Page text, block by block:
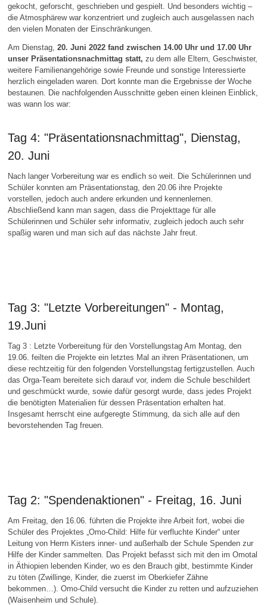
gekocht, geforscht, geschrieben und gespielt. Und besonders wichtig –
die Atmosphärew war konzentriert und zugleich auch ausgelassen nach
den vielen Monaten der Einschränkungen.
Am Dienstag, 20. Juni 2022 fand zwischen 14.00 Uhr und 17.00 Uhr
unser Präsentationsnachmittag statt, zu dem alle Eltern, Geschwister,
weitere Familienangehörige sowie Freunde und sonstige Interessierte
herzlich eingeladen waren. Dort konnte man die Ergebnisse der Woche
bestaunen. Die nachfolgenden Ausschnitte geben einen kleinen Einblick,
was wann los war:
Tag 4: "Präsentationsnachmittag", Dienstag,
20. Juni
Nach langer Vorbereitung war es endlich so weit. Die Schülerinnen und
Schüler konnten am Präsentationstag, den 20.06 ihre Projekte
vorstellen, jedoch auch andere erkunden und kennenlernen.
Abschließend kann man sagen, dass die Projekttage für alle
Schülerinnen und Schüler sehr informativ, zugleich jedoch auch sehr
spaßig waren und man sich auf das nächste Jahr freut.
Tag 3: "Letzte Vorbereitungen" - Montag,
19.Juni
Tag 3 : Letzte Vorbereitung für den Vorstellungstag Am Montag, den
19.06. feilten die Projekte ein letztes Mal an ihren Präsentationen, um
diese rechtzeitig für den folgenden Vorstellungstag fertigzustellen. Auch
das Orga-Team bereitete sich darauf vor, indem die Schule beschildert
und geschmückt wurde, sowie dafür gesorgt wurde, dass jedes Projekt
die benötigten Materialien für dessen Präsentation erhalten hat.
Insgesamt herrscht eine aufgeregte Stimmung, da sich alle auf den
bevorstehenden Tag freuen.
Tag 2: "Spendenaktionen" - Freitag, 16. Juni
Am Freitag, den 16.06. führten die Projekte ihre Arbeit fort, wobei die
Schüler des Projektes „Omo-Child: Hilfe für verfluchte Kinder“ unter
Leitung von Herrn Kisters inner- und außerhalb der Schule Spenden zur
Hilfe der Kinder sammelten. Das Projekt befasst sich mit den im Omotal
in Äthiopien lebenden Kinder, wo es den Brauch gibt, bestimmte Kinder
zu töten (Zwillinge, Kinder, die zuerst im Oberkiefer Zähne
bekommen…). Omo-Child versucht die Kinder zu retten und aufzuziehen
(Waisenheim und Schule).